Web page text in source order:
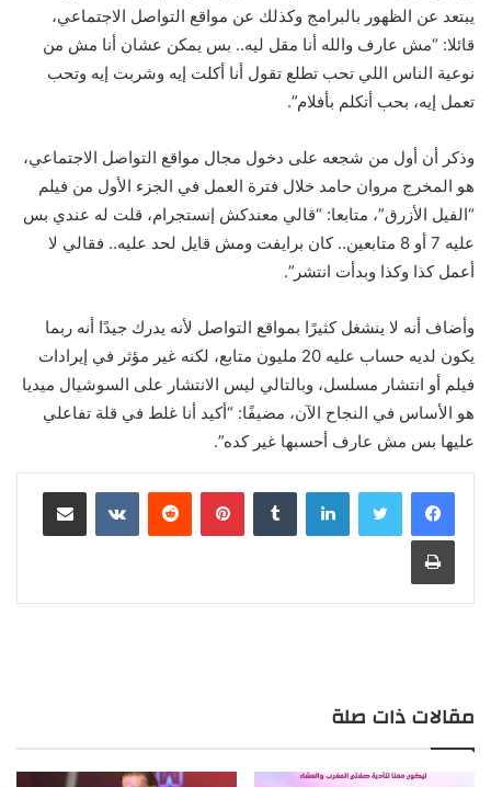
يبتعد عن الظهور بالبرامج وكذلك عن مواقع التواصل الاجتماعي،
قائلا: “مش عارف والله أنا مقل ليه.. بس يمكن عشان أنا مش من
نوعية الناس اللي تحب تطلع تقول أنا أكلت إيه وشربت إيه وتحب
تعمل إيه، بحب أتكلم بأفلام”.
وذكر أن أول من شجعه على دخول مجال مواقع التواصل الاجتماعي،
هو المخرج مروان حامد خلال فترة العمل في الجزء الأول من فيلم
“الفيل الأزرق”، متابعا: “قالي معندكش إنستجرام، قلت له عندي بس
عليه 7 أو 8 متابعين.. كان برايفت ومش قايل لحد عليه.. فقالي لا
أعمل كذا وكذا وبدأت انتشر”.
وأضاف أنه لا ينشغل كثيرًا بمواقع التواصل لأنه يدرك جيدًا أنه ربما
يكون لديه حساب عليه 20 مليون متابع، لكنه غير مؤثر في إيرادات
فيلم أو انتشار مسلسل، وبالتالي ليس الانتشار على السوشيال ميديا
هو الأساس في النجاح الآن، مضيفًا: “أكيد أنا غلط في قلة تفاعلي
عليها بس مش عارف أحسبها غير كده”.
لينكدإن بينتيريست
مقالات ذات صلة